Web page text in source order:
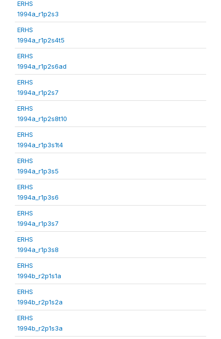
ERHS
1994a_r1p2s3
ERHS
1994a_r1p2s4t5
ERHS
1994a_r1p2s6ad
ERHS
1994a_r1p2s7
ERHS
1994a_r1p2s8t10
ERHS
1994a_r1p3s1t4
ERHS
1994a_r1p3s5
ERHS
1994a_r1p3s6
ERHS
1994a_r1p3s7
ERHS
1994a_r1p3s8
ERHS
1994b_r2p1s1a
ERHS
1994b_r2p1s2a
ERHS
1994b_r2p1s3a